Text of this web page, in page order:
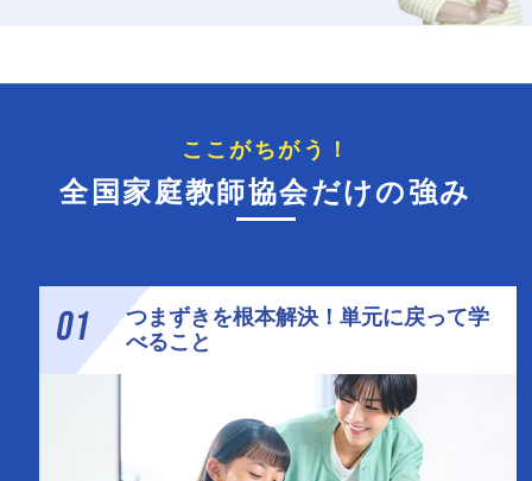
ここがちがう！
全国家庭教師協会だけの強み
01
つまずきを根本解決！単元に戻って学
べること